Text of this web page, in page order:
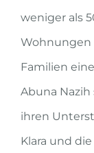
weniger als
Wohnungen
Familien
Abuna
ihren
Klara und